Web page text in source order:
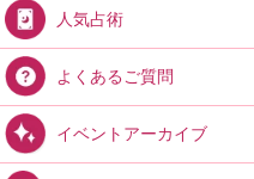
人気占術
よくあるご質問
イベントアーカイブ